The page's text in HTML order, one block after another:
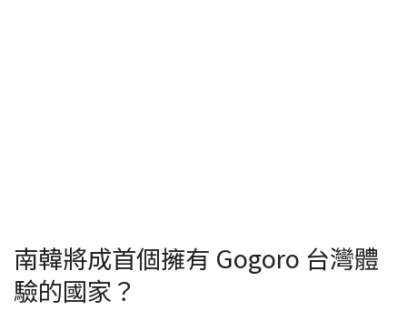
南韓將成首個擁有 Gogoro 台灣體
驗的國家？